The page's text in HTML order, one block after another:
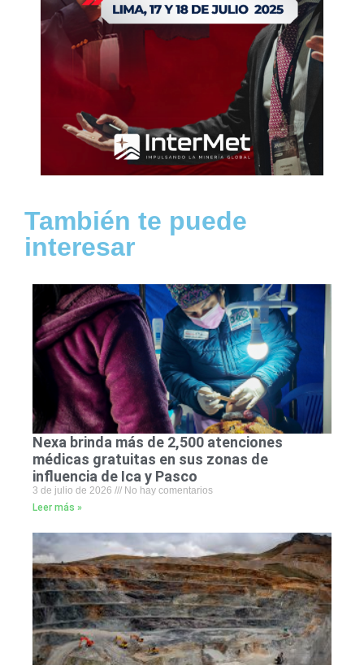
También te puede
interesar
Nexa brinda más de 2,500 atenciones
médicas gratuitas en sus zonas de
influencia de Ica y Pasco
3 de julio de 2026
No hay comentarios
Leer más »